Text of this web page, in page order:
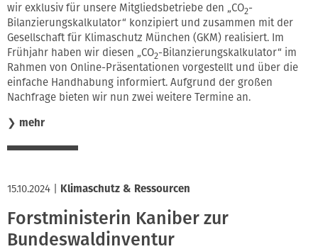
wir exklusiv für unsere Mitgliedsbetriebe den „CO2-
Bilanzierungskalkulator“ konzipiert und zusammen mit der
Gesellschaft für Klimaschutz München (GKM) realisiert. Im
Frühjahr haben wir diesen „CO2-Bilanzierungskalkulator“ im
Rahmen von Online-Präsentationen vorgestellt und über die
einfache Handhabung informiert. Aufgrund der großen
Nachfrage bieten wir nun zwei weitere Termine an.
❯ mehr
15.10.2024 Klimaschutz & Ressourcen
Forstministerin Kaniber zur
Bundeswaldinventur